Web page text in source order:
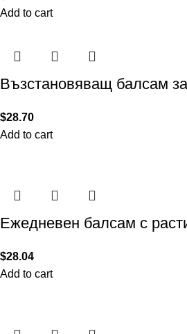
Add to cart
Възстановяващ балсам
$28.70
Add to cart
Ежедневен балсам с
$28.04
Add to cart